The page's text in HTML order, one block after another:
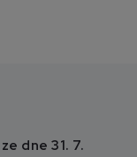
dne 31. 7.